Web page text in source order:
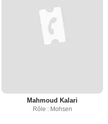
Mahmoud Kalari
Rôle : Mohsen